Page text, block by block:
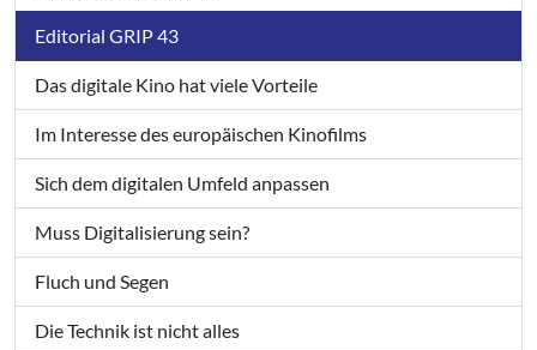
Editorial GRIP 43
Das digitale Kino hat viele Vorteile
Im Interesse des europäischen Kinofilms
Sich dem digitalen Umfeld anpassen
Muss Digitalisierung sein?
Fluch und Segen
Die Technik ist nicht alles